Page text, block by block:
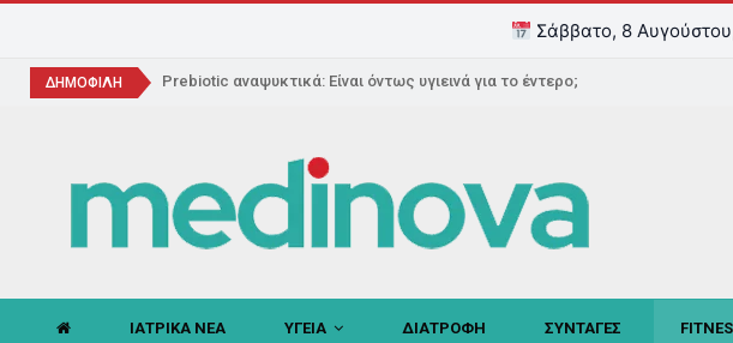
Σάββατο, 8
ΔΗΜΟΦΙΛΗ Prebiotic αναψυκτικά: Είναι όντως υγιεινά για το έντερο;
ΙΑΤΡΙΚΑ ΝΕΑ ΥΓΕΙΑ ΔΙΑΤΡΟΦΗ ΣΥΝΤΑΓΕΣ